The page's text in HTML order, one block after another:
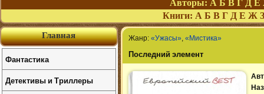
Авторы: А Б В Г Д Е
Книги: А Б В Г Д Е Ж З
Жанр: «Ужасы», «Мистика»
Последний элемент
Главная
Фантастика
Детективы и Триллеры